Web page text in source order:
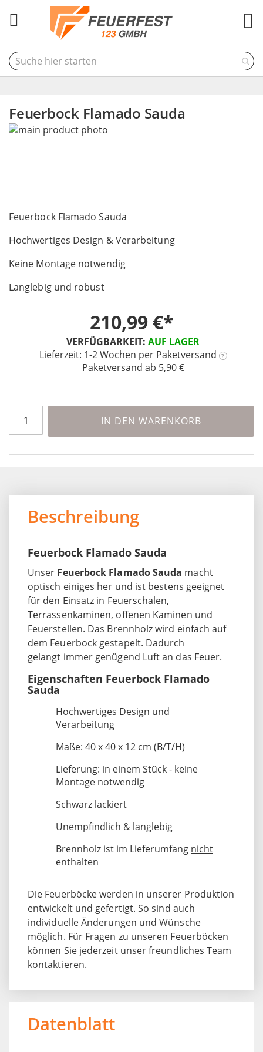
Feuerbock Flamado Sauda
Feuerbock Flamado Sauda
Hochwertiges Design & Verarbeitung
Keine Montage notwendig
Langlebig und robust
VERFÜGBARKEIT: AUF LAGER
Lieferzeit: 1-2 Wochen per Paketversand ?
Paketversand ab 5,90 €
210,99 €
IN DEN WARENKORB
Skip
gallery
to
beginning
the
images
gallery
Beschreibung
Feuerbock Flamado Sauda
Unser Feuerbock Flamado Sauda macht
optisch einiges her und ist bestens geeignet
für den Einsatz in Feuerschalen,
Terrassenkaminen, offenen Kaminen und
Feuerstellen. Das Brennholz wird einfach auf
dem Feuerbock gestapelt. Dadurch
gelangt immer genügend Luft an das Feuer.
Eigenschaften Feuerbock Flamado
Sauda
Hochwertiges Design und
Verarbeitung
Maße: 40 x 40 x 12 cm (B/T/H)
Lieferung: in einem Stück - keine
Montage notwendig
Schwarz lackiert
Unempfindlich & langlebig
Brennholz ist im Lieferumfang nicht
enthalten
Die Feuerböcke werden in unserer Produktion
entwickelt und gefertigt. So sind auch
individuelle Änderungen und Wünsche
möglich. Für Fragen zu unseren Feuerböcken
können Sie jederzeit unser freundliches Team
kontaktieren.
Datenblatt